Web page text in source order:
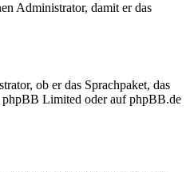
Administrator, damit er das
ob er das Sprachpaket, das
phpBB Limited oder auf phpBB.de